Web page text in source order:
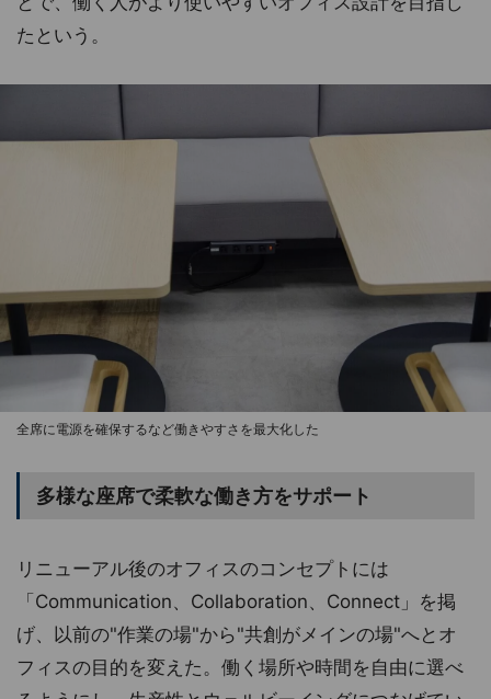
たという。
全席に電源を確保するなど働きやすさを最大化した
多様な座席で柔軟な働き方をサポート
リニューアル後のオフィスのコンセプトには
「Communication、Collaboration、Connect」を掲
げ、以前の"作業の場"から"共創がメインの場"へとオ
フィスの目的を変えた。働く場所や時間を自由に選べ